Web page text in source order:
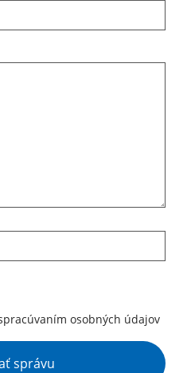
osobných údajov
správu